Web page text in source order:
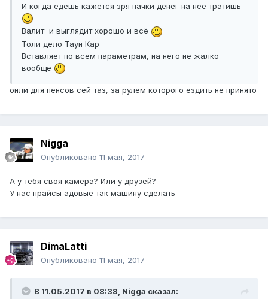
И когда едешь кажется зря пачки денег на нее тратишь
Валит и выглядит хорошо и всё
Толи дело Таун Кар
Вставляет по всем параметрам, на него не жалко
вообще
онли для пенсов сей таз, за рулем которого ездить не принято
Nigga
Опубликовано 11 мая, 2017
А у тебя своя камера? Или у друзей?
У нас прайсы адовые так машину сделать
DimaLatti
Опубликовано 11 мая, 2017
В 11.05.2017 в 08:38, Nigga сказал: